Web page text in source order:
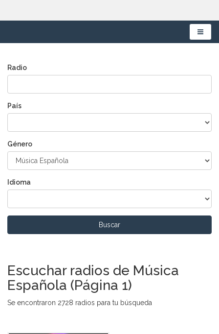
Menú
Radio
País
Género
Idioma
Buscar
Escuchar radios de Música
Española (Página 1)
Se encontraron 2728 radios para tu búsqueda